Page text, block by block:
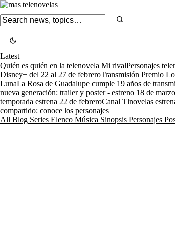
Latest
Quién es quién en la telenovela Mi rivalPersonajes
Disney+ del 22 al 27 de febreroTransmisión Premio
LunaLa Rosa de Guadalupe cumple 19 años de
nueva generación: trailer y poster - estreno 18 de
temporada estrena 22 de febreroCanal Tlnovelas
compartido: conoce los personajes
All Blog Series Elenco Música Sinopsis Personajes